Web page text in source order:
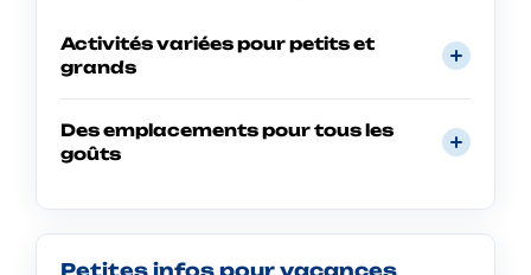
Activités variées pour petits et
grands
Des emplacements pour tous les
goûts
Petites infos pour vacances